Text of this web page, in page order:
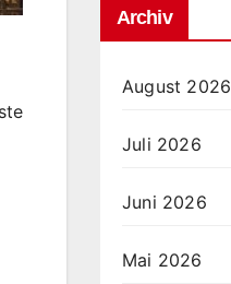
Archiv
August 2026
Juli 2026
Juni 2026
Mai 2026